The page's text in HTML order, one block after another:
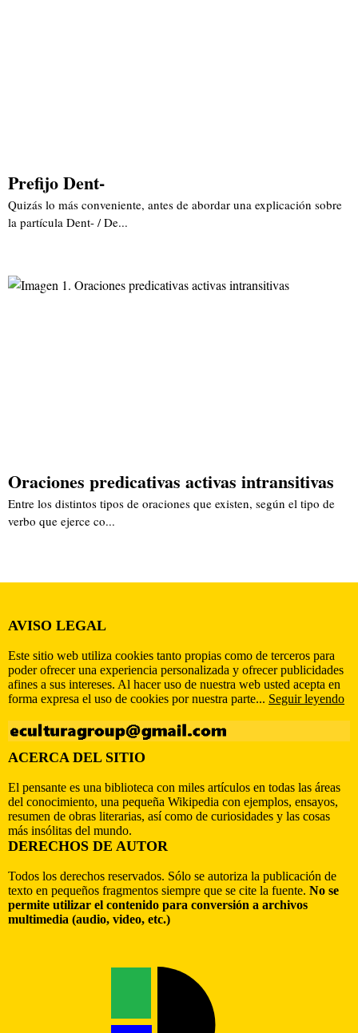
Prefijo Dent-
Quizás lo más conveniente, antes de abordar una explicación sobre
la partícula Dent- / De...
Oraciones predicativas activas intransitivas
Entre los distintos tipos de oraciones que existen, según el tipo de
verbo que ejerce co...
AVISO LEGAL
Este sitio web utiliza cookies tanto propias como de terceros para
poder ofrecer una experiencia personalizada y ofrecer publicidades
afines a sus intereses. Al hacer uso de nuestra web usted acepta en
forma expresa el uso de cookies por nuestra parte... Seguir leyendo
ACERCA DEL SITIO
El pensante es una biblioteca con miles artículos en todas las áreas
del conocimiento, una pequeña Wikipedia con ejemplos, ensayos,
resumen de obras literarias, así como de curiosidades y las cosas
más insólitas del mundo.
DERECHOS DE AUTOR
Todos los derechos reservados. Sólo se autoriza la publicación de
texto en pequeños fragmentos siempre que se cite la fuente. No se
permite utilizar el contenido para conversión a archivos
multimedia (audio, video, etc.)